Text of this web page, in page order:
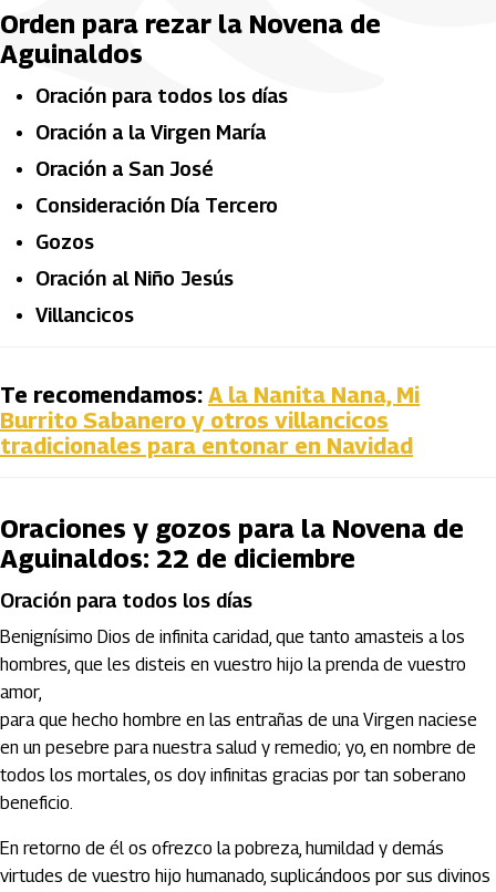
Orden para rezar la Novena de
Aguinaldos
Oración para todos los días
Oración a la Virgen María
Oración a San José
Consideración Día Tercero
Gozos
Oración al Niño Jesús
Villancicos
Te recomendamos: A la Nanita Nana, Mi
Burrito Sabanero y otros villancicos
tradicionales para entonar en Navidad
Oraciones y gozos para la Novena de
Aguinaldos: 22 de diciembre
Oración para todos los días
Benignísimo Dios de infinita caridad, que tanto amasteis a los
hombres, que les disteis en vuestro hijo la prenda de vuestro
amor,
para que hecho hombre en las entrañas de una Virgen naciese
en un pesebre para nuestra salud y remedio; yo, en nombre de
todos los mortales, os doy infinitas gracias por tan soberano
beneficio.
En retorno de él os ofrezco la pobreza, humildad y demás
virtudes de vuestro hijo humanado, suplicándoos por sus divinos